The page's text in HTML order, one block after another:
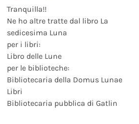
Tranquilla!!
Ne ho altre tratte dal libro La
sedicesima Luna
per i libri:
Libro delle Lune
per le biblioteche:
Bibliotecaria della Domus Lunae
Libri
Bibliotecaria pubblica di Gatlin